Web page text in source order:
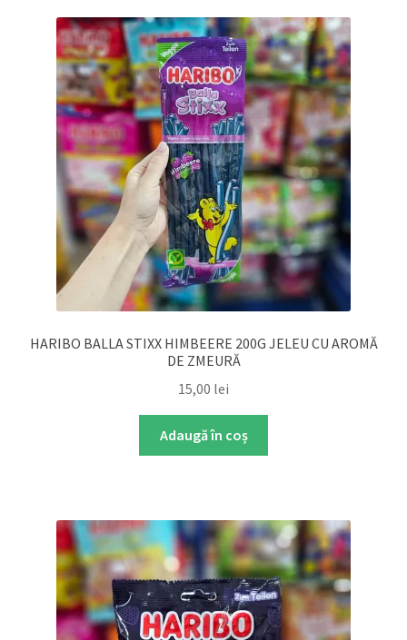
HARIBO BALLA STIXX HIMBEERE 200G JELEU CU AROMĂ
DE ZMEURĂ
15,00 lei
Adaugă în coș